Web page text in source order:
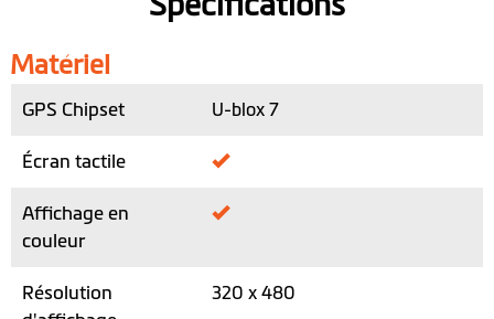
Matériel
GPS Chipset U-blox 7
Écran tactile
Affichage en
couleur
Résolution
320 x 480